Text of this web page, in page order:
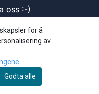
oss :-)
for å
av
Godta alle